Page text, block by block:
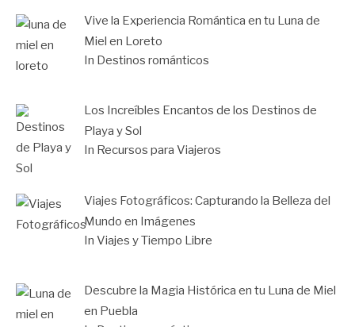
Vive la Experiencia Romántica en tu Luna de
Miel en Loreto
In Destinos románticos
Los Increíbles Encantos de los Destinos de
Playa y Sol
In Recursos para Viajeros
Viajes Fotográficos: Capturando la Belleza del
Mundo en Imágenes
In Viajes y Tiempo Libre
Descubre la Magia Histórica en tu Luna de Miel
en Puebla